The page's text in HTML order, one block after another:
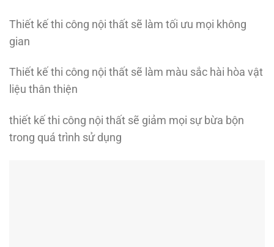
Thiết kế thi công nội thất sẽ làm tối ưu mọi không
gian
Thiết kế thi công nội thất sẽ làm màu sắc hài hòa vật
liệu thân thiện
thiết kế thi công nội thất sẽ giảm mọi sự bừa bộn
trong quá trình sử dụng